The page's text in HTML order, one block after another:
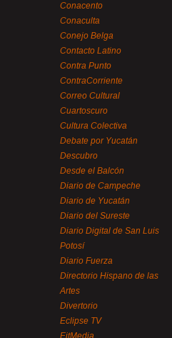
Conacento
Conaculta
Conejo Belga
Contacto Latino
Contra Punto
ContraCorriente
Correo Cultural
Cuartoscuro
Cultura Colectiva
Debate por Yucatán
Descubro
Desde el Balcón
Diario de Campeche
Diario de Yucatán
Diario del Sureste
Diario Digital de San Luis
Potosí
Diario Fuerza
Directorio Hispano de las
Artes
Divertorio
Eclipse TV
EitMedia